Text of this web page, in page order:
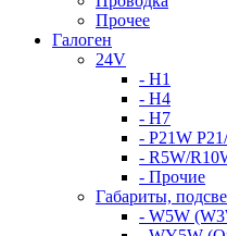
Прочее
Галоген
24V
- H1
- H4
- H7
- P21W
- R5W/
- Прочие
Габариты,
- W5W